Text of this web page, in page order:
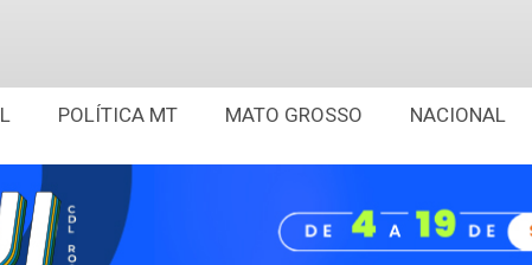
POLÍTICA MT MATO GROSSO NACIONAL